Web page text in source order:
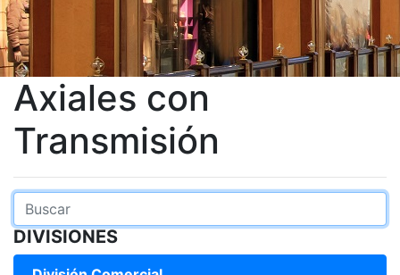
Axiales con
Transmisión
DIVISIONES